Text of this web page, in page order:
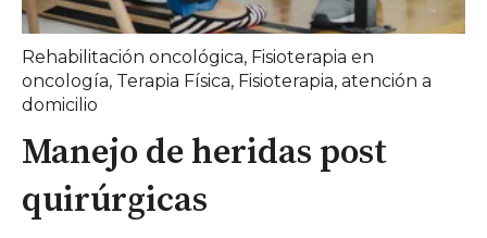
Rehabilitación oncológica, Fisioterapia en
oncología, Terapia Física, Fisioterapia, atención a
domicilio
Manejo de heridas post
quirúrgicas